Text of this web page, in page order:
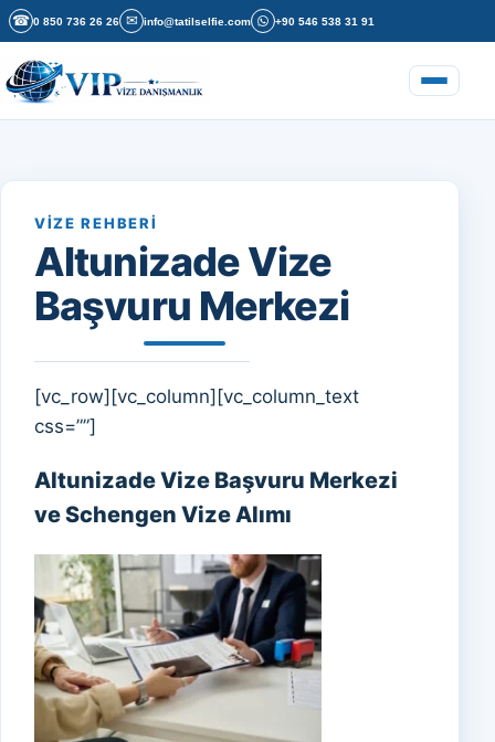
İçeriğe geç
☎ 0 850 736 26 26 ✉ info@tatilselfie.com +90 546 538 31 91
Menüyü
VIZE REHBERI
Altunizade Vize
Başvuru Merkezi
[vc_row][vc_column][vc_column_text
css=””]
Altunizade Vize Başvuru Merkezi
ve Schengen Vize Alımı